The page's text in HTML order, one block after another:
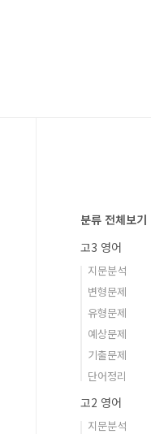
분류 전체보기
고3 영어
지문분석
변형문제
유형문제
예상문제
기출문제
단어정리
고2 영어
지문분석